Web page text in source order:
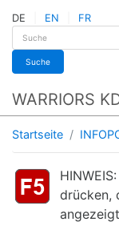
DE EN FR
Suche
WARRIORS
Startseite
drücken,